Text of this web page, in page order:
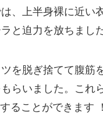
、上半身裸に近い
と迫力を放ちました
を脱ぎ捨てて腹筋
らいました。これ
ることができます ！